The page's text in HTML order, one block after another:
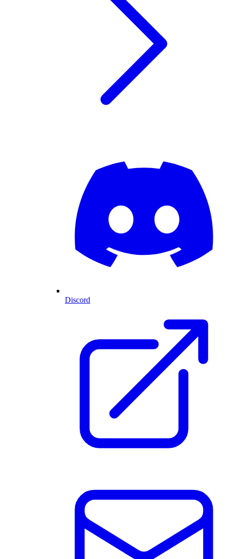
Discord